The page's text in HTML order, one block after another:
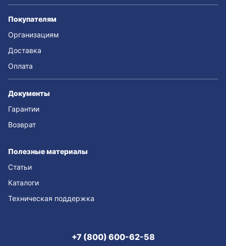
Покупателям
Организациям
Доставка
Оплата
Документы
Гарантии
Возврат
Полезные материалы
Статьи
Каталоги
Техническая поддержка
+7 (800) 600-62-58